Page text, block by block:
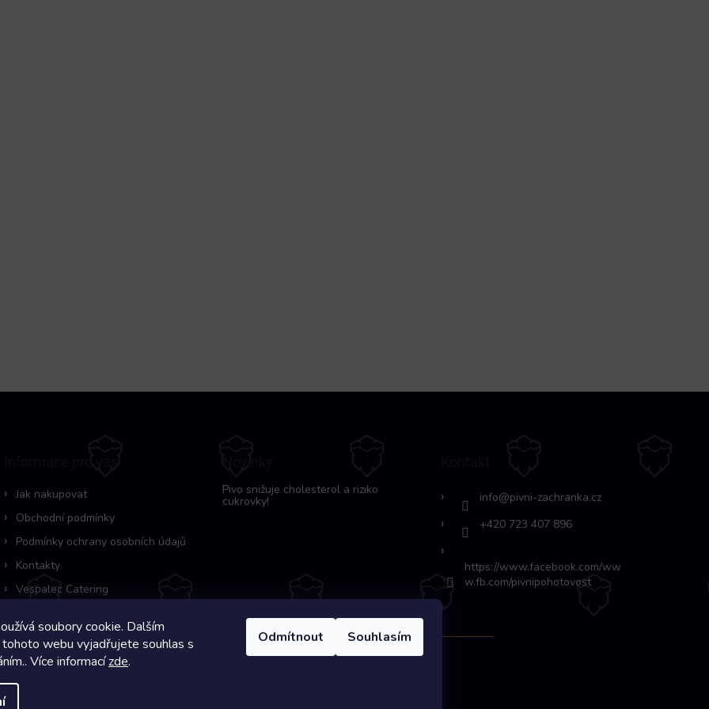
soubory cookie. Dalším
tohoto webu vyjadřujete souhlas s
Více informacízde.
Odmítnout Souhlasím
Jak nakupovat
Obchodní podmínky
Podmínky ochrany osobních údajů
Kontakty
Vespalec Catering
Pivo snižuje cholesterol a riziko
cukrovky! info@pivni-zachranka.cz
+420 723 407 896
https://www.facebook.com/ww
w.fb.com/pivnipohotovost